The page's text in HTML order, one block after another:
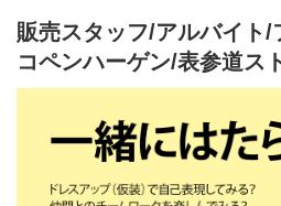
販売スタッフ/アルバイト/
コペンハーゲン/表参道ス